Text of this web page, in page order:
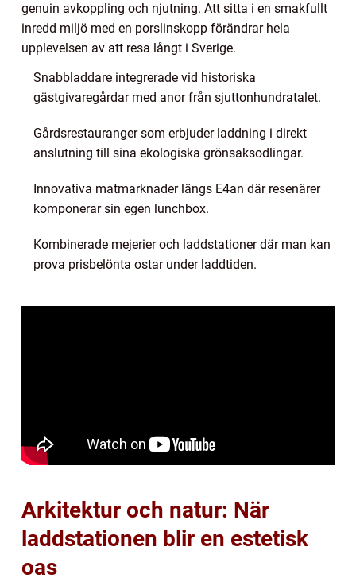
genuin avkoppling och njutning. Att sitta i en smakfullt
inredd miljö med en porslinskopp förändrar hela
upplevelsen av att resa långt i Sverige.
Snabbladdare integrerade vid historiska
gästgivaregårdar med anor från sjuttonhundratalet.
Gårdsrestauranger som erbjuder laddning i direkt
anslutning till sina ekologiska grönsaksodlingar.
Innovativa matmarknader längs E4an där resenärer
komponerar sin egen lunchbox.
Kombinerade mejerier och laddstationer där man kan
prova prisbelönta ostar under laddtiden.
Arkitektur och natur: När
laddstationen blir en estetisk
oas